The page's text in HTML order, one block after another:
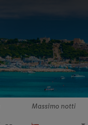
Massimo notti